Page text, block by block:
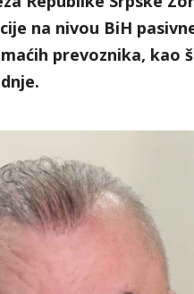
na nivou BiH
prevoznika, kao